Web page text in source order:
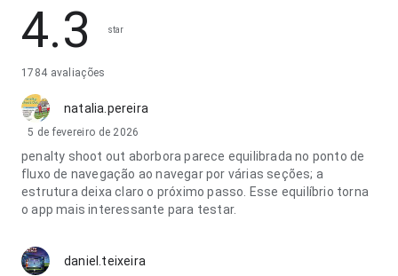
4.3 star
1784 avaliações
natalia.pereira
5 de fevereiro de 2026
penalty shoot out aborbora parece equilibrada no ponto de
fluxo de navegação ao navegar por várias seções; a
estrutura deixa claro o próximo passo. Esse equilíbrio torna
o app mais interessante para testar.
daniel.teixeira